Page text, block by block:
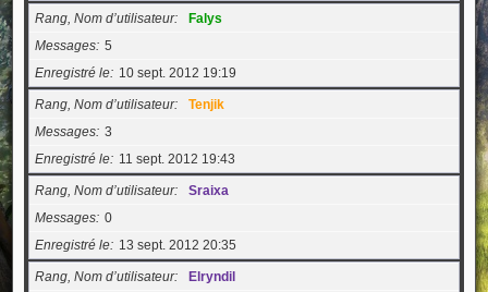
Rang, Nom d’utilisateur
Falys
Messages 5
Enregistré le
10 sept. 2012 19:19
Rang, Nom d’utilisateur
Tenjik
Messages 3
Enregistré le
11 sept. 2012 19:43
Rang, Nom d’utilisateur
Sraixa
Messages 0
Enregistré le
13 sept. 2012 20:35
Rang, Nom d’utilisateur
Elryndil